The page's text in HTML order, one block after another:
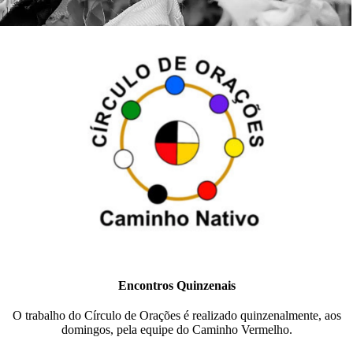
Encontros Quinzenais
O trabalho do Círculo de Orações é realizado quinzenalmente, aos
domingos, pela equipe do Caminho Vermelho.